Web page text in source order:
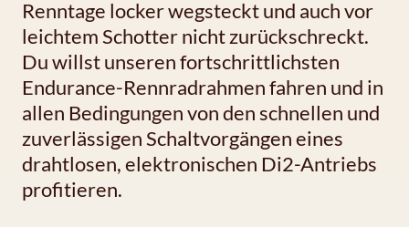
Renntage locker wegsteckt und auch vor
leichtem Schotter nicht zurückschreckt.
Du willst unseren fortschrittlichsten
Endurance-Rennradrahmen fahren und in
allen Bedingungen von den schnellen und
zuverlässigen Schaltvorgängen eines
drahtlosen, elektronischen Di2-Antriebs
profitieren.